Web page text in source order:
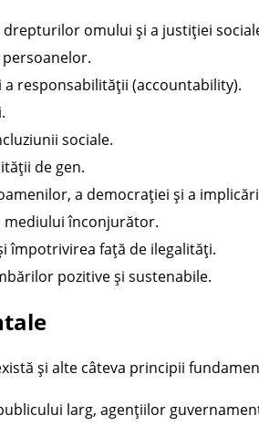
omului și a justiției
responsabilității (accountability).
sociale.
de gen.
a democrației și a
înconjurător.
împotrivirea față de ilegalități.
pozitive și sustenabile.
și alte câteva principii
larg, agențiilor